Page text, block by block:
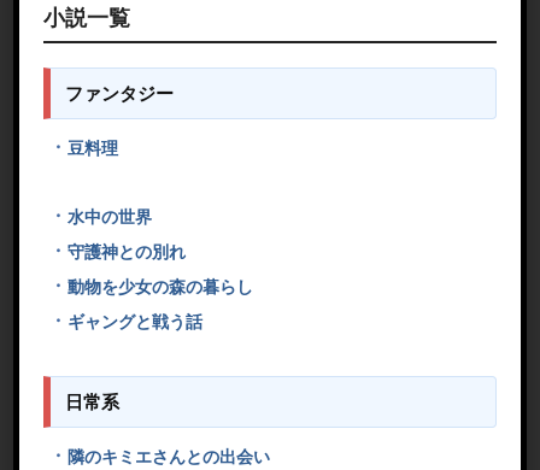
小説一覧
ファンタジー
豆料理
水中の世界
守護神との別れ
動物を少女の森の暮らし
ギャングと戦う話
日常系
隣のキミエさんとの出会い